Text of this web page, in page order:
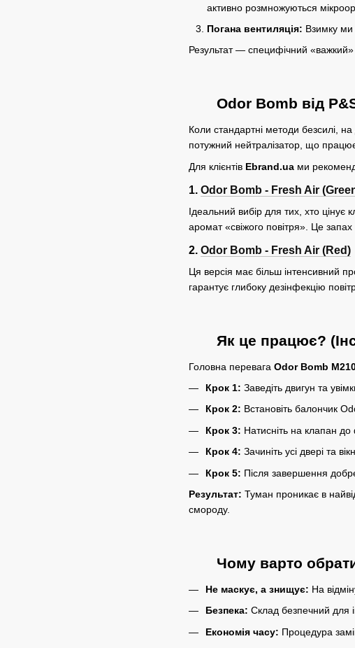
активно розмножуються
Погана вентиляція: Взимку ми
Результат — специфічний
Odor Bomb від
Коли стандартні методи безсилі,
потужний нейтралізатор, що
Для клієнтів Ebrand.ua ми
1. Odor Bomb - Fresh Air
Ідеальний вибір для тих, хто
аромат «свіжого повітря». Це
2. Odor Bomb - Fresh Air (Red)
Ця версія має більш інтенсивний
гарантує глибоку дезінфекцію
Як це працює?
Головна перевага Odor Bomb
Крок 1: Заведіть двигун та
Крок 2: Встановіть балончик
Крок 3: Натисніть на клапан до
Крок 4: Зачиніть усі двері та
Крок 5: Після завершення
Результат: Туман проникає в
смороду.
Чому варто
Не маскує, а знищує: На
Безпека: Склад безпечний для
Економія часу: Процедура